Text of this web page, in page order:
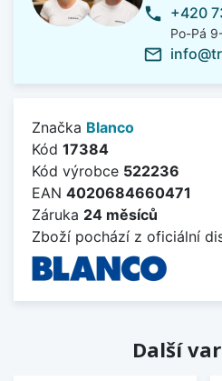
phone +420
Po-Pá
mail_outline
Značka Blanco
Kód 17384
Kód výrobce 522236
EAN 4020684660471
Záruka 24 měsíců
Zboží pochází z oficiální
Další